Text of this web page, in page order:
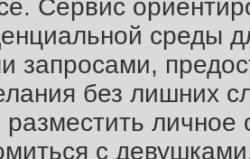
Сервис
среды
запросами,
без лишних
личное
с